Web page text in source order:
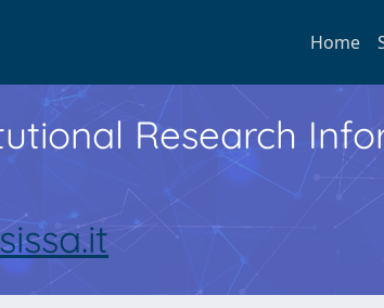
Home
Research